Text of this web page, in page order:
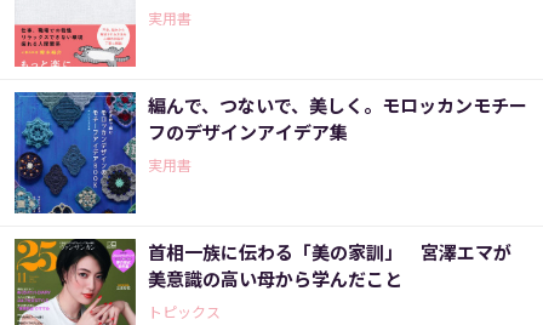
実用書
編んで、つないで、美しく。モロッカンモチー
フのデザインアイデア集
実用書
首相一族に伝わる「美の家訓」 宮澤エマが
美意識の高い母から学んだこと
トピックス